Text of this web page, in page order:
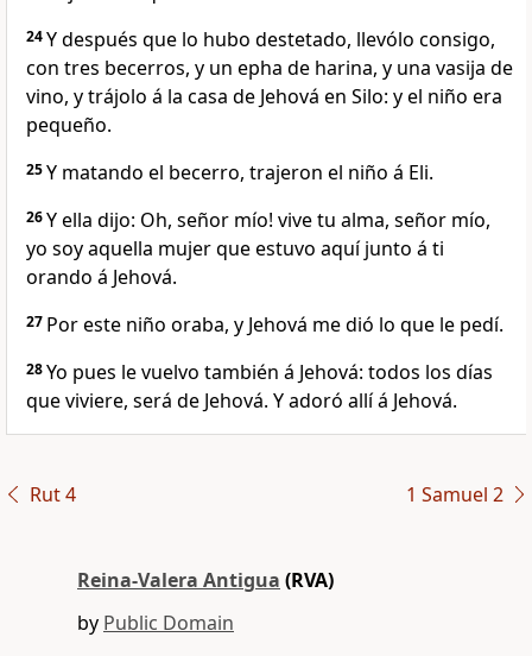
24Y después que lo hubo destetado, llevólo consigo,
con tres becerros, y un epha de harina, y una vasija de
vino, y trájolo á la casa de Jehová en Silo: y el niño era
pequeño.
25Y matando el becerro, trajeron el niño á Eli.
26Y ella dijo: ­Oh, señor mío! vive tu alma, señor mío,
yo soy aquella mujer que estuvo aquí junto á ti
orando á Jehová.
27 Por este niño oraba, y Jehová me dió lo que le pedí.
28Yo pues le vuelvo también á Jehová: todos los días
que viviere, será de Jehová. Y adoró allí á Jehová.
Rut 4 1 Samuel 2
Reina-Valera Antigua (RVA)
by Public Domain